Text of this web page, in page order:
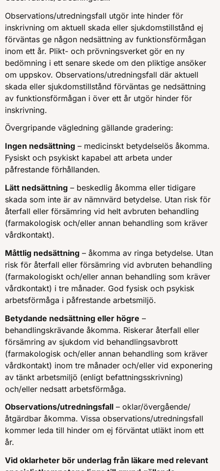
Observations/utredningsfall utgör inte hinder för
inskrivning om aktuell skada eller sjukdomstillstånd ej
förväntas ge någon nedsättning av funktionsförmågan
inom ett år. Plikt- och prövningsverket gör en ny
bedömning i ett senare skede om den pliktige ansöker
om uppskov. Observations/utredningsfall där aktuell
skada eller sjukdomstillstånd förväntas ge nedsättning
av funktionsförmågan i över ett år utgör hinder för
inskrivning.
Övergripande vägledning gällande gradering:
Ingen nedsättning – medicinskt betydelselös åkomma.
Fysiskt och psykiskt kapabel att arbeta under
påfrestande förhållanden.
Lätt nedsättning – beskedlig åkomma eller tidigare
skada som inte är av nämnvärd betydelse. Utan risk för
återfall eller försämring vid helt avbruten behandling
(farmakologisk och/eller annan behandling som kräver
vårdkontakt).
Måttlig nedsättning – åkomma av ringa betydelse. Utan
risk för återfall eller försämring vid avbruten behandling
(farmakologiskt och/eller annan behandling som kräver
vårdkontakt) i tre månader. God fysisk och psykisk
arbetsförmåga i påfrestande arbetsmiljö.
Betydande nedsättning eller högre –
behandlingskrävande åkomma. Riskerar återfall eller
försämring av sjukdom vid behandlingsavbrott
(farmakologisk och/eller annan behandling som kräver
vårdkontakt) inom tre månader och/eller vid exponering
av tänkt arbetsmiljö (enligt befattningsskrivning)
och/eller nedsatt arbetsförmåga.
Observations/utredningsfall – oklar/övergående/
åtgärdbar åkomma. Vissa observations/utredningsfall
kommer leda till hinder om ej förväntat utläkt inom ett
år.
Vid oklarheter bör underlag från läkare med relevant